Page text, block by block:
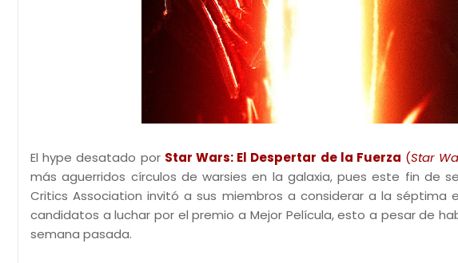
El hype desatado por Star Wars: El Despertar de la Fuerza (Star
más aguerridos círculos de warsies en la galaxia, pues este fin de
Critics Association invitó a sus miembros a considerar a la séptima
candidatos a luchar por el premio a Mejor Película, esto a pesar de
semana pasada.